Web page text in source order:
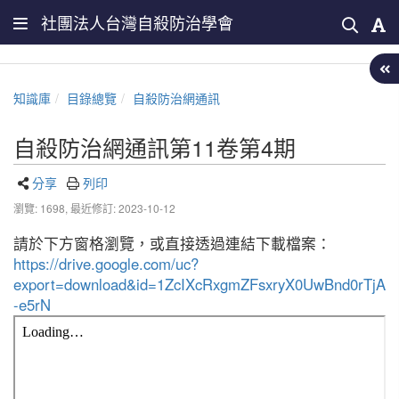
社團法人台灣自殺防治學會
知識庫 目錄總覽 自殺防治網通訊
自殺防治網通訊第11卷第4期
分享 列印
瀏覽: 1698, 最近修訂: 2023-10-12
請於下方窗格瀏覽，或直接透過連結下載檔案：
https://drive.google.com/uc?
export=download&id=1ZcIXcRxgmZFsxryX0UwBnd0rTjA
-e5rN